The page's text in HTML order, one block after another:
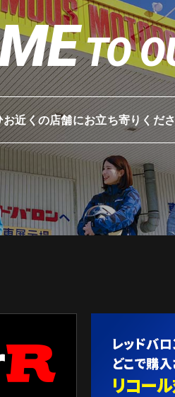
TO
お近くの店舗にお立ち寄りくだ